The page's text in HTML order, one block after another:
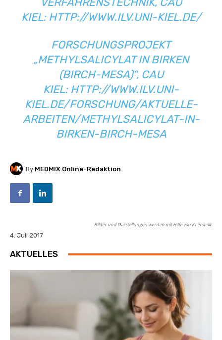
KIEL: HTTP://WWW.ILV.UNI-KIEL.DE/
FORSCHUNGSPROJEKT
„METHYLSALICYLAT IN BIRKEN
(BIRCH-MESA)“, CAU
KIEL: HTTP://WWW.ILV.UNI-
KIEL.DE/FORSCHUNG/AKTUELLE-
ARBEITEN/METHYLSALICYLAT-IN-
BIRKEN-BIRCH-MESA
By MEDMIX Online-Redaktion
Bilder und Darstellungen werden mit Hilfe von KI erstellt.
4. Juli 2017
AKTUELLES